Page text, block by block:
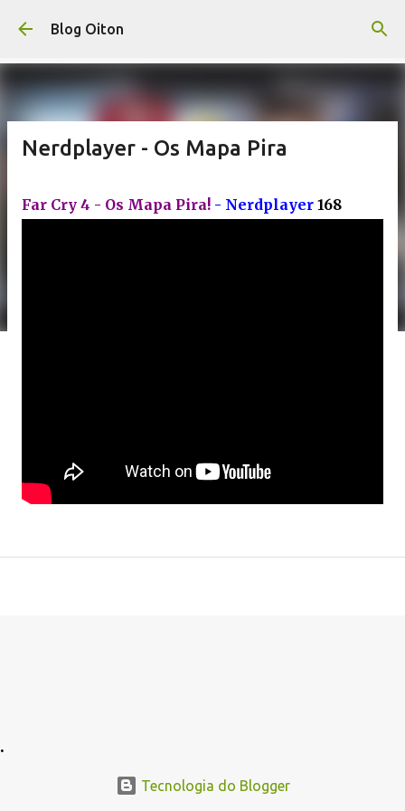
Pular para o conteúdo principal
Blog Oiton
Nerdplayer - Os Mapa Pira
Far Cry 4 - Os Mapa Pira! - Nerdplayer 168
.
Tecnologia do Blogger